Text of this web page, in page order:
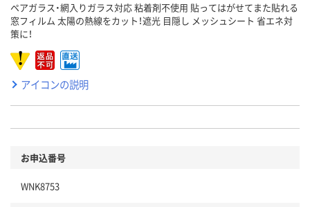
ペアガラス・網入りガラス対応 粘着剤不使用 貼ってはがせてまた貼れる
窓フィルム 太陽の熱線をカット！遮光 目隠し メッシュシート 省エネ対
策に！
アイコンの説明
お申込番号
WNK8753